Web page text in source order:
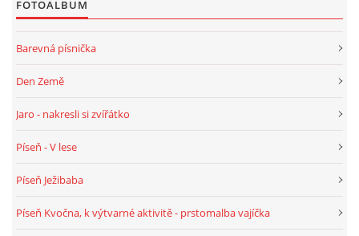
SMYSLOVÁ AKTIVITA
MONTESSORI AKTIVITA
KALENDÁŘ PRO DĚTI
FOTOALBUM
Barevná písnička
Den Země
Jaro - nakresli si zvířátko
Píseň - V lese
Píseň Ježibaba
Píseň Kvočna, k výtvarné aktivitě - prstomalba vajíčka